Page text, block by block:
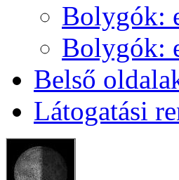
Boly­gók:
Boly­gók:
Bel­ső
Lá­to­ga­tá­si